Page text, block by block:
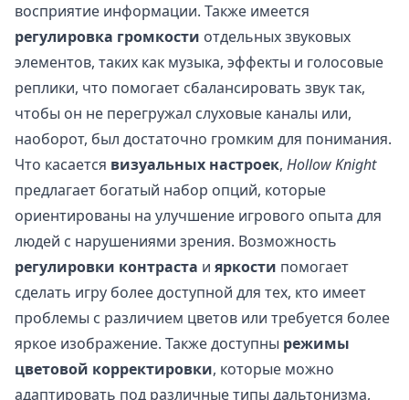
восприятие информации. Также имеется
регулировка громкости отдельных звуковых
элементов, таких как музыка, эффекты и голосовые
реплики, что помогает сбалансировать звук так,
чтобы он не перегружал слуховые каналы или,
наоборот, был достаточно громким для понимания.
Что касается визуальных настроек, Hollow Knight
предлагает богатый набор опций, которые
ориентированы на улучшение игрового опыта для
людей с нарушениями зрения. Возможность
регулировки контраста и яркости помогает
сделать игру более доступной для тех, кто имеет
проблемы с различием цветов или требуется более
яркое изображение. Также доступны режимы
цветовой корректировки, которые можно
адаптировать под различные типы дальтонизма,